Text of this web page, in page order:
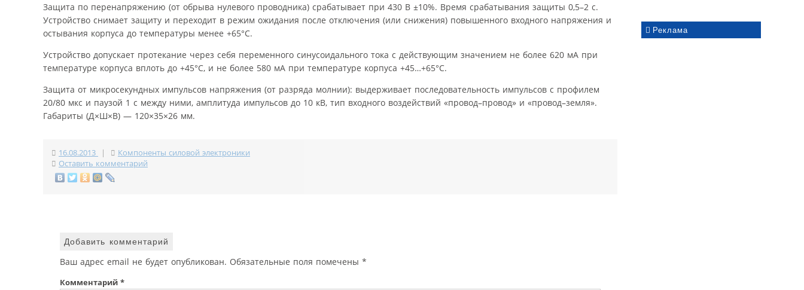
Реклама
Защита по перенапряжению (от обрыва нулевого проводника) срабатывает при 430 В ±10%. Время срабатывания защиты 0,5–2 с.
Устройство снимает защиту и переходит в режим ожидания после отключения (или снижения) повышенного входного напряжения и
остывания корпуса до температуры менее +65°С.
Устройство допускает протекание через себя переменного синусоидального тока с действующим значением не более 620 мА при
температуре корпуса вплоть до +45°С, и не более 580 мА при температуре корпуса +45…+65°С.
Защита от микросекундных импульсов напряжения (от разряда молнии): выдерживает последовательность импульсов с профилем
20/80 мкс и паузой 1 с между ними, амплитуда импульсов до 10 кВ, тип входного воздействий «провод–провод» и «провод–земля».
Габариты (Д×Ш×В) — 120×35×26 мм.
16.08.2013 |
Компоненты силовой электроники
Оставить комментарий
Добавить комментарий
Ваш адрес email не будет опубликован. Обязательные поля помечены *
Комментарий *